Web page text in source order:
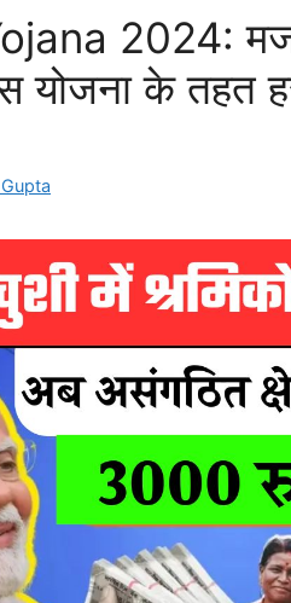
2024:
योजना के तहत